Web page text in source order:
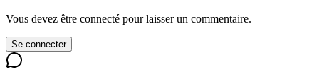
Vous devez être connecté pour laisser un commentaire.
Se connecter